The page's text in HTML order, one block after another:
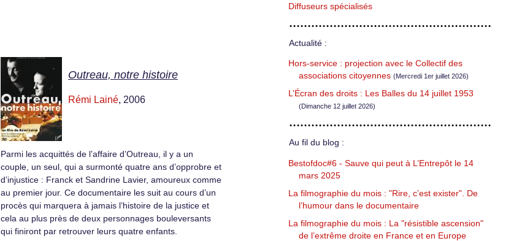
Outreau, notre histoire
Rémi Lainé, 2006
Parmi les acquittés de l’affaire d’Outreau, il y a un
couple, un seul, qui a surmonté quatre ans d’opprobre et
d’injustice : Franck et Sandrine Lavier, amoureux comme
au premier jour. Ce documentaire les suit au cours d’un
procès qui marquera à jamais l’histoire de la justice et
cela au plus près de deux personnages bouleversants
qui finiront par retrouver leurs quatre enfants.
Diffuseurs spécialisés
Actualité :
Hors-service : projection avec le Collectif des
associations citoyennes (Mercredi 1er juillet 2026)
L’Écran des droits : Les Balles du 14 juillet 1953
(Dimanche 12 juillet 2026)
Au fil du blog :
Bestofdoc#6 - Sauve qui peut à L’Entrepôt le 14
mars 2025
La filmographie du mois : "Rire, c’est exister". De
l’humour dans le documentaire
La filmographie du mois : La "résistible ascension"
de l’extrême droite en France et en Europe